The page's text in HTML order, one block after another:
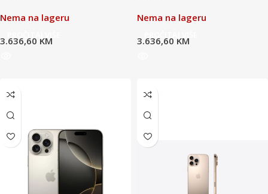
Nema na lageru
3.636,60 KM
Nema na lageru
3.636,60 KM